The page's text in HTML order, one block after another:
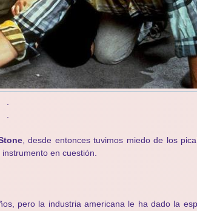
, desde entonces tuvimos miedo de los
en cuestión.
pero la industria americana le ha dado la